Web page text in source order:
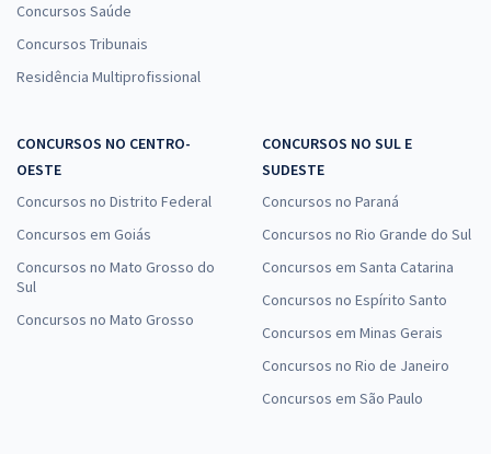
Concursos Saúde
Concursos Tribunais
Residência Multiprofissional
CONCURSOS NO CENTRO-
OESTE
Concursos no Distrito Federal
Concursos em Goiás
Concursos no Mato Grosso do
Sul
Concursos no Mato Grosso
CONCURSOS NO SUL E
SUDESTE
Concursos no Paraná
Concursos no Rio Grande do Sul
Concursos em Santa Catarina
Concursos no Espírito Santo
Concursos em Minas Gerais
Concursos no Rio de Janeiro
Concursos em São Paulo